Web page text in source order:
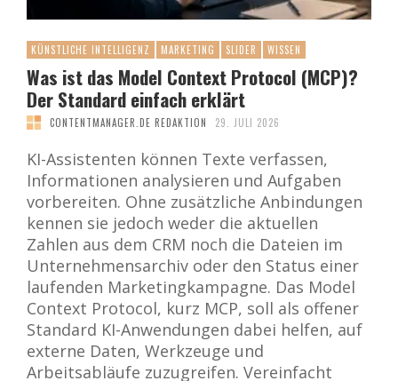
KÜNSTLICHE INTELLIGENZ MARKETING SLIDER WISSEN
Was ist das Model Context Protocol (MCP)?
Der Standard einfach erklärt
CONTENTMANAGER.DE REDAKTION 29. JULI 2026
KI-Assistenten können Texte verfassen,
Informationen analysieren und Aufgaben
vorbereiten. Ohne zusätzliche Anbindungen
kennen sie jedoch weder die aktuellen
Zahlen aus dem CRM noch die Dateien im
Unternehmensarchiv oder den Status einer
laufenden Marketingkampagne. Das Model
Context Protocol, kurz MCP, soll als offener
Standard KI-Anwendungen dabei helfen, auf
externe Daten, Werkzeuge und
Arbeitsabläufe zuzugreifen. Vereinfacht